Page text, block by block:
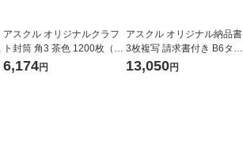
アスクル オリジナルクラフ
ト封筒 角3 茶色 1200枚（20
6,174円
アスクル オリジナル納品書
3枚複写 請求書付き B6タテ
50冊（10冊×5袋） オリジナ
13,050円